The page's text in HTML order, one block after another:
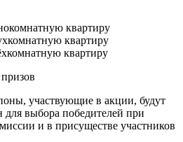
квартиру
квартиру
квартиру
участвующие в акции, будут
выбора победителей при
и в присуществе участников